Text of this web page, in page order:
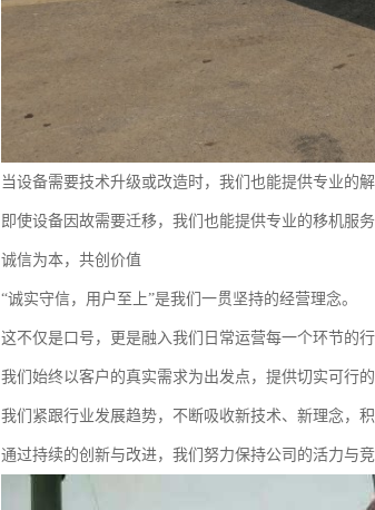
当设备需要技术升级或改造时，我们也能提供专业的
即使设备因故需要迁移，我们也能提供专业的移机服
诚信为本，共创价值
“诚实守信，用户至上”是我们一贯坚持的经营理念。
这不仅是口号，更是融入我们日常运营每一个环节的行
我们始终以客户的真实需求为出发点，提供切实可行
我们紧跟行业发展趋势，不断吸收新技术、新理念，
通过持续的创新与改进，我们努力保持公司的活力与